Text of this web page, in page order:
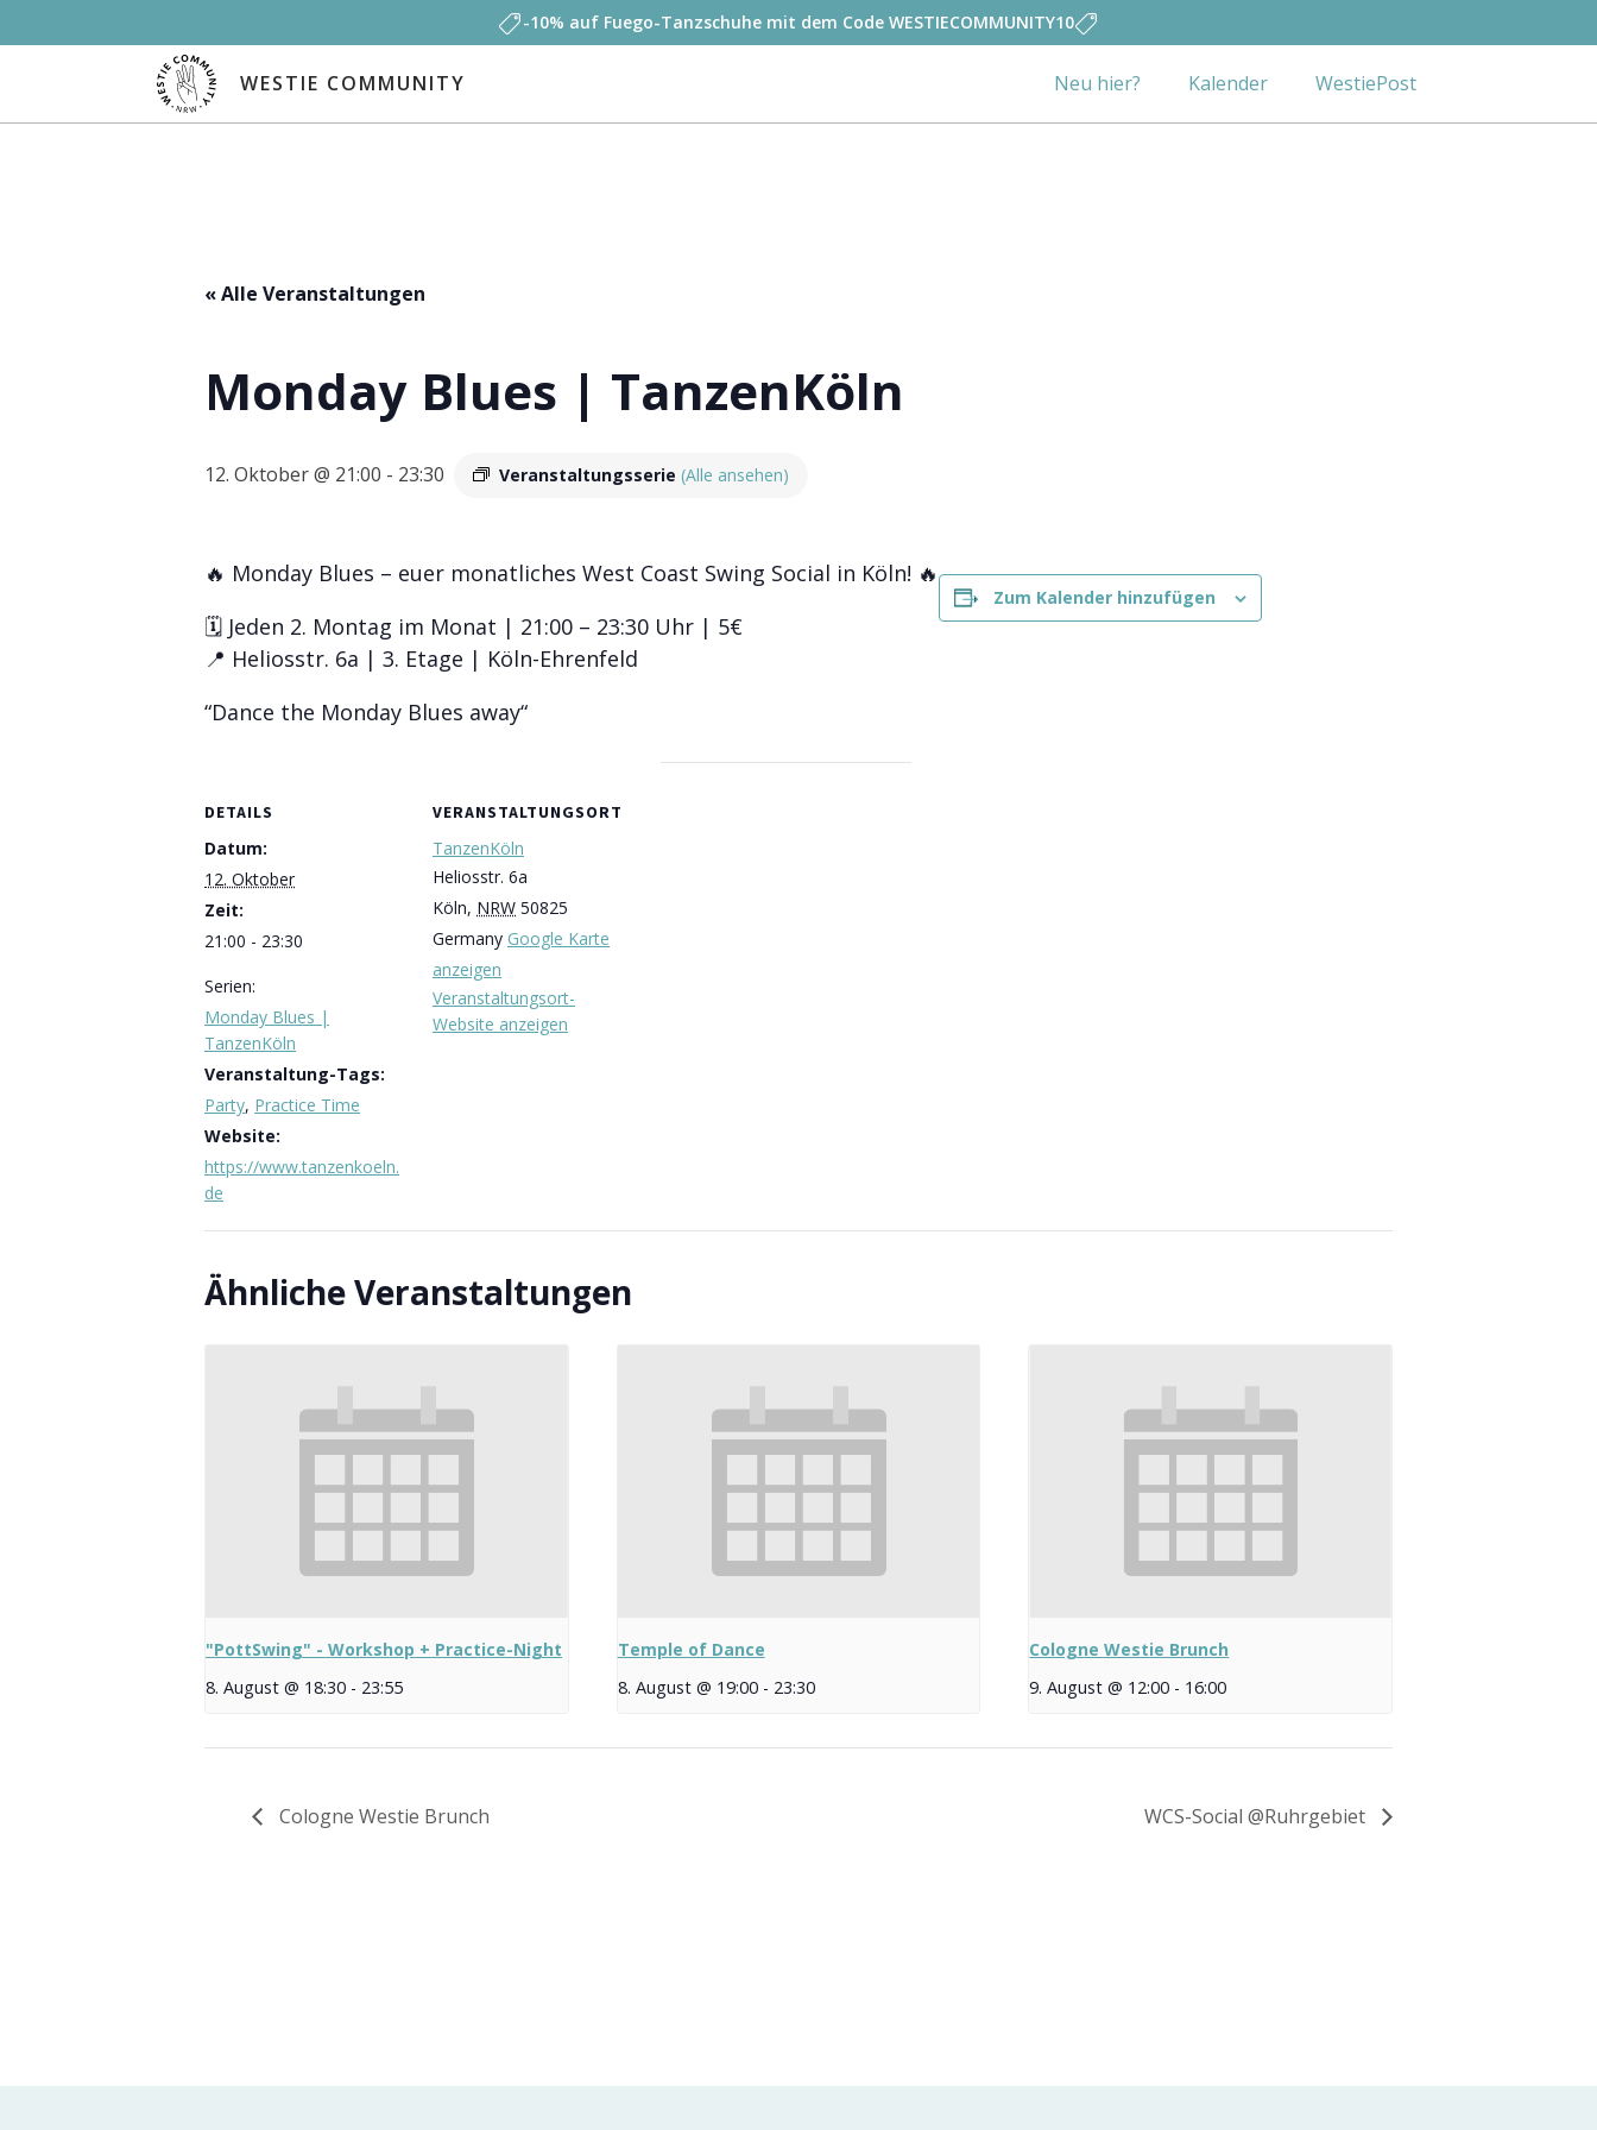
-10% auf Fuego-Tanzschuhe mit dem Code WESTIECOMMUNITY10
WESTIE COMMUNITY Neu hier? Kalender WestiePost
« Alle Veranstaltungen
Monday Blues | TanzenKöln
12. Oktober @ 21:00 - 23:30 Veranstaltungsserie (Alle ansehen)
🔥 Monday Blues – euer monatliches West Coast Swing Social in Köln! 🔥
🗓️ Jeden 2. Montag im Monat | 21:00 – 23:30 Uhr | 5€
📍 Heliosstr. 6a | 3. Etage | Köln-Ehrenfeld
“Dance the Monday Blues away“
Zum Kalender hinzufügen
DETAILS
Datum:
12. Oktober
Zeit:
21:00 - 23:30
Serien:
Monday Blues |
TanzenKöln
Veranstaltung-Tags:
Party, Practice Time
Website:
https://www.tanzenkoeln.
de
VERANSTALTUNGSORT
TanzenKöln
Heliosstr. 6a
Köln, NRW 50825
Germany Google Karte
anzeigen
Veranstaltungsort-
Website anzeigen
Ähnliche Veranstaltungen
"PottSwing" - Workshop + Practice-Night
8. August @ 18:30 - 23:55
Temple of Dance
8. August @ 19:00 - 23:30
Cologne Westie Brunch
9. August @ 12:00 - 16:00
Cologne Westie Brunch WCS-Social @Ruhrgebiet